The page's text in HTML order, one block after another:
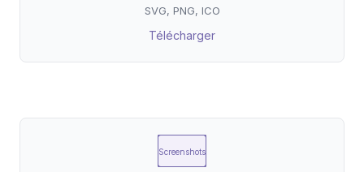
SVG, PNG, ICO
Télécharger
Screenshots